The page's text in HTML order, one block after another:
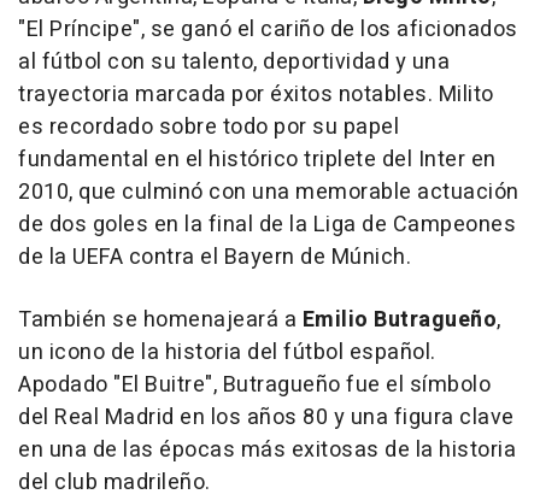
"El Príncipe", se ganó el cariño de los aficionados
al fútbol con su talento, deportividad y una
trayectoria marcada por éxitos notables. Milito
es recordado sobre todo por su papel
fundamental en el histórico triplete del Inter en
2010, que culminó con una memorable actuación
de dos goles en la final de la Liga de Campeones
de la UEFA contra el Bayern de Múnich.
También se homenajeará a Emilio Butragueño,
un icono de la historia del fútbol español.
Apodado "El Buitre", Butragueño fue el símbolo
del Real Madrid en los años 80 y una figura clave
en una de las épocas más exitosas de la historia
del club madrileño.